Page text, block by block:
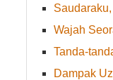
Wajah
Tanda-
Dampak